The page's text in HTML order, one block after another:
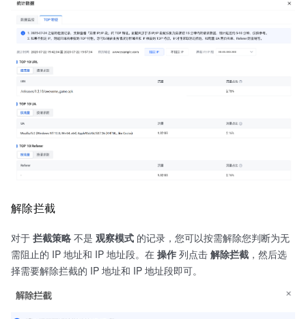
解除拦截
对于 拦截策略 不是 观察模式 的记录，您可以按需解除您判断为无
需阻止的 IP 地址和 IP 地址段。在 操作 列点击 解除拦截 ，然后选
择需要解除拦截的 IP 地址和 IP 地址段即可。